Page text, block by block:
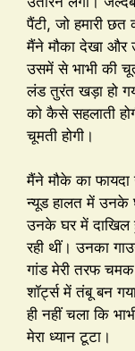
पैंटी, जो हमारी
मैंने मौका देखा और
उसमें से भाभी की
लंड तुरंत खड़ा हो
को कैसे सहलाती
चूमती होगी।
मैंने मौके का
न्यूड हालत में
उनके घर में
रही थीं। उनका
गांड मेरी तरफ
शॉर्ट्स में तंबू बन
ही नहीं चला कि
मेरा ध्यान टूटा।